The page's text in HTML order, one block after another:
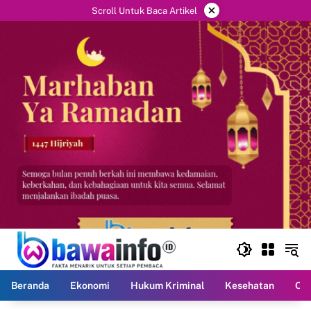
ke
Scroll Untuk Baca Artikel ×
Beranda Ekonomi Hukum Kriminal Kesehatan